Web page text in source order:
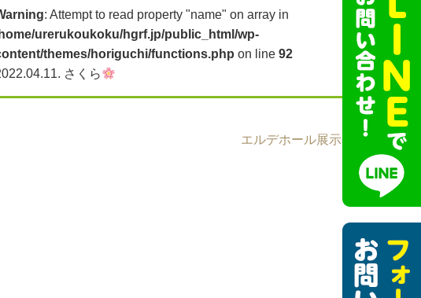
: Attempt to read property "name" on array in
urerukoukoku/hgrf.jp/public_html/wp-
themes/horiguchi/functions.php on line 92
さくら
エルデホール展示会 »